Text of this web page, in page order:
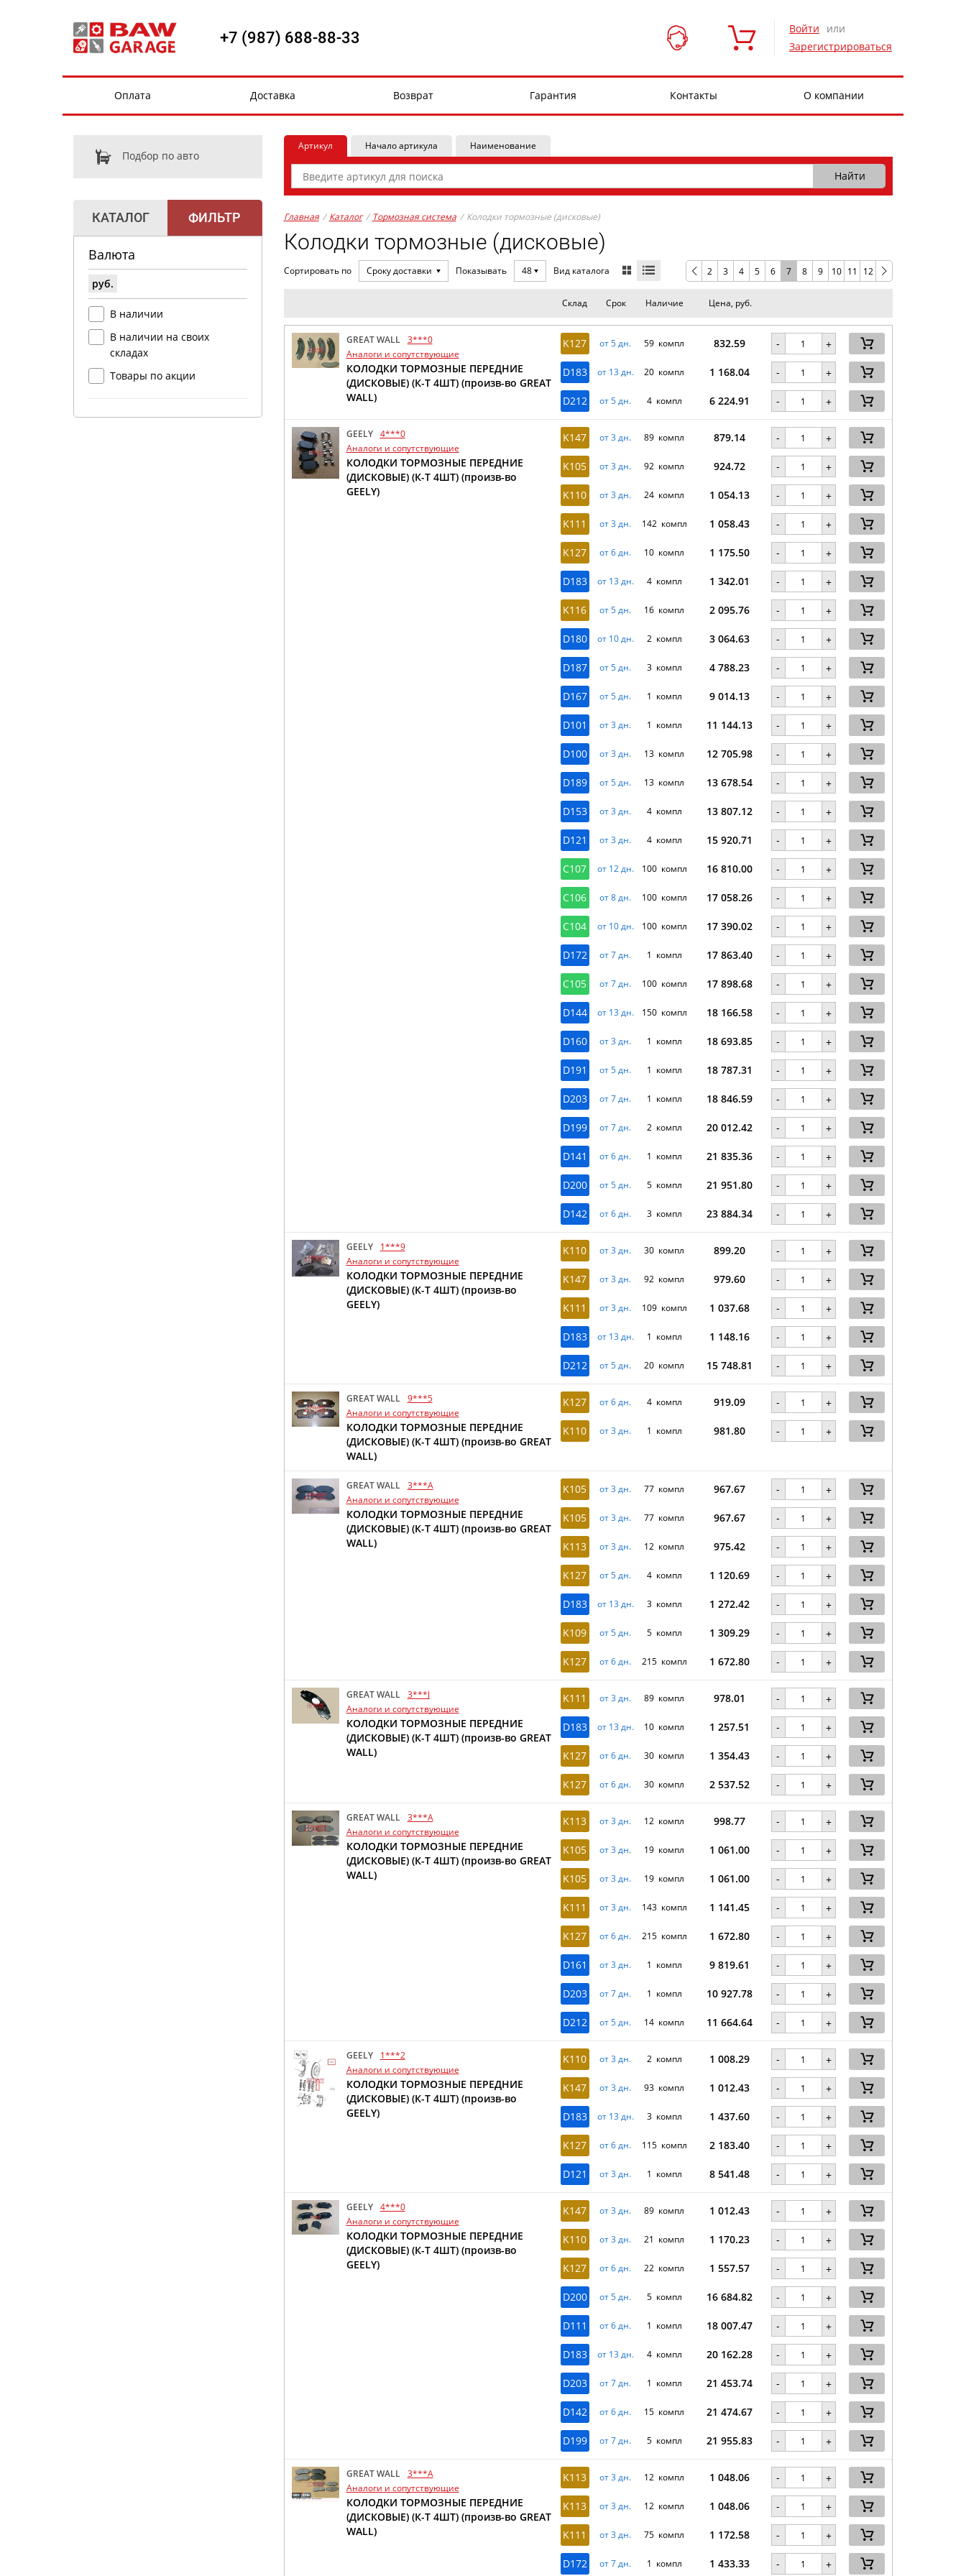
+7 (987) 688-88-33 Войти
или
Зарегистрироваться
Оплата Доставка Возврат Гарантия Контакты О компании
Подбор по авто
КАТАЛОГ ФИЛЬТР
Валюта
руб.
В наличии
В наличии на своих
складах
Товары по акции
Артикул Начало артикула Наименование
Главная / Каталог / Тормозная система / Колодки тормозные (дисковые)
Колодки тормозные (дисковые)
Сортировать по Сроку доставки Показывать 48 Вид каталога 2 3 4 5 6 7 8 9 10 11 12
Склад Срок Наличие Цена, руб.
GREAT WALL
3***0
Аналоги и сопутствующие
КОЛОДКИ ТОРМОЗНЫЕ ПЕРЕДНИЕ
(ДИСКОВЫЕ) (К-Т 4ШТ) (произв-во GREAT
WALL)
K127 от 5 дн. 59 компл 832.59 - +
D183 от 13 дн. 20 компл 1 168.04 - +
D212 от 5 дн. 4 компл 6 224.91 - +
GEELY
4***0
Аналоги и сопутствующие
КОЛОДКИ ТОРМОЗНЫЕ ПЕРЕДНИЕ
(ДИСКОВЫЕ) (К-Т 4ШТ) (произв-во
GEELY)
K147 от 3 дн. 89 компл 879.14 - +
K105 от 3 дн. 92 компл 924.72 - +
K110 от 3 дн. 24 компл 1 054.13 - +
K111 от 3 дн. 142 компл 1 058.43 - +
K127 от 6 дн. 10 компл 1 175.50 - +
D183 от 13 дн. 4 компл 1 342.01 - +
K116 от 5 дн. 16 компл 2 095.76 - +
D180 от 10 дн. 2 компл 3 064.63 - +
D187 от 5 дн. 3 компл 4 788.23 - +
D167 от 5 дн. 1 компл 9 014.13 - +
D101 от 3 дн. 1 компл 11 144.13 - +
D100 от 3 дн. 13 компл 12 705.98 - +
D189 от 5 дн. 13 компл 13 678.54 - +
D153 от 3 дн. 4 компл 13 807.12 - +
D121 от 3 дн. 4 компл 15 920.71 - +
C107 от 12 дн. 100 компл 16 810.00 - +
C106 от 8 дн. 100 компл 17 058.26 - +
C104 от 10 дн. 100 компл 17 390.02 - +
D172 от 7 дн. 1 компл 17 863.40 - +
C105 от 7 дн. 100 компл 17 898.68 - +
D144 от 13 дн. 150 компл 18 166.58 - +
D160 от 3 дн. 1 компл 18 693.85 - +
D191 от 5 дн. 1 компл 18 787.31 - +
D203 от 7 дн. 1 компл 18 846.59 - +
D199 от 7 дн. 2 компл 20 012.42 - +
D141 от 6 дн. 1 компл 21 835.36 - +
D200 от 5 дн. 5 компл 21 951.80 - +
D142 от 6 дн. 3 компл 23 884.34 - +
GEELY
1***9
Аналоги и сопутствующие
КОЛОДКИ ТОРМОЗНЫЕ ПЕРЕДНИЕ
(ДИСКОВЫЕ) (К-Т 4ШТ) (произв-во
GEELY)
K110 от 3 дн. 30 компл 899.20 - +
K147 от 3 дн. 92 компл 979.60 - +
K111 от 3 дн. 109 компл 1 037.68 - +
D183 от 13 дн. 1 компл 1 148.16 - +
D212 от 5 дн. 20 компл 15 748.81 - +
GREAT WALL
9***5
Аналоги и сопутствующие
КОЛОДКИ ТОРМОЗНЫЕ ПЕРЕДНИЕ
(ДИСКОВЫЕ) (К-Т 4ШТ) (произв-во GREAT
WALL)
K127 от 6 дн. 4 компл 919.09 - +
K110 от 3 дн. 1 компл 981.80 - +
GREAT WALL
3***A
Аналоги и сопутствующие
КОЛОДКИ ТОРМОЗНЫЕ ПЕРЕДНИЕ
(ДИСКОВЫЕ) (К-Т 4ШТ) (произв-во GREAT
WALL)
K105 от 3 дн. 77 компл 967.67 - +
K105 от 3 дн. 77 компл 967.67 - +
K113 от 3 дн. 12 компл 975.42 - +
K127 от 5 дн. 4 компл 1 120.69 - +
D183 от 13 дн. 3 компл 1 272.42 - +
K109 от 5 дн. 5 компл 1 309.29 - +
K127 от 6 дн. 215 компл 1 672.80 - +
GREAT WALL
3***J
Аналоги и сопутствующие
КОЛОДКИ ТОРМОЗНЫЕ ПЕРЕДНИЕ
(ДИСКОВЫЕ) (К-Т 4ШТ) (произв-во GREAT
WALL)
K111 от 3 дн. 89 компл 978.01 - +
D183 от 13 дн. 10 компл 1 257.51 - +
K127 от 6 дн. 30 компл 1 354.43 - +
K127 от 6 дн. 30 компл 2 537.52 - +
GREAT WALL
3***A
Аналоги и сопутствующие
КОЛОДКИ ТОРМОЗНЫЕ ПЕРЕДНИЕ
(ДИСКОВЫЕ) (К-Т 4ШТ) (произв-во GREAT
WALL)
K113 от 3 дн. 12 компл 998.77 - +
K105 от 3 дн. 19 компл 1 061.00 - +
K105 от 3 дн. 19 компл 1 061.00 - +
K111 от 3 дн. 143 компл 1 141.45 - +
K127 от 6 дн. 215 компл 1 672.80 - +
D161 от 3 дн. 1 компл 9 819.61 - +
D203 от 7 дн. 1 компл 10 927.78 - +
D212 от 5 дн. 14 компл 11 664.64 - +
GEELY
1***2
Аналоги и сопутствующие
КОЛОДКИ ТОРМОЗНЫЕ ПЕРЕДНИЕ
(ДИСКОВЫЕ) (К-Т 4ШТ) (произв-во
GEELY)
K110 от 3 дн. 2 компл 1 008.29 - +
K147 от 3 дн. 93 компл 1 012.43 - +
D183 от 13 дн. 3 компл 1 437.60 - +
K127 от 6 дн. 115 компл 2 183.40 - +
D121 от 3 дн. 1 компл 8 541.48 - +
GEELY
4***0
Аналоги и сопутствующие
КОЛОДКИ ТОРМОЗНЫЕ ПЕРЕДНИЕ
(ДИСКОВЫЕ) (К-Т 4ШТ) (произв-во
GEELY)
K147 от 3 дн. 89 компл 1 012.43 - +
K110 от 3 дн. 21 компл 1 170.23 - +
K127 от 6 дн. 22 компл 1 557.57 - +
D200 от 5 дн. 5 компл 16 684.82 - +
D111 от 6 дн. 1 компл 18 007.47 - +
D183 от 13 дн. 4 компл 20 162.28 - +
D203 от 7 дн. 1 компл 21 453.74 - +
D142 от 6 дн. 15 компл 21 474.67 - +
D199 от 7 дн. 5 компл 21 955.83 - +
GREAT WALL
3***A
Аналоги и сопутствующие
КОЛОДКИ ТОРМОЗНЫЕ ПЕРЕДНИЕ
(ДИСКОВЫЕ) (К-Т 4ШТ) (произв-во GREAT
WALL)
K113 от 3 дн. 12 компл 1 048.06 - +
K113 от 3 дн. 12 компл 1 048.06 - +
K111 от 3 дн. 75 компл 1 172.58 - +
D172 от 7 дн. 1 компл 1 433.33 - +